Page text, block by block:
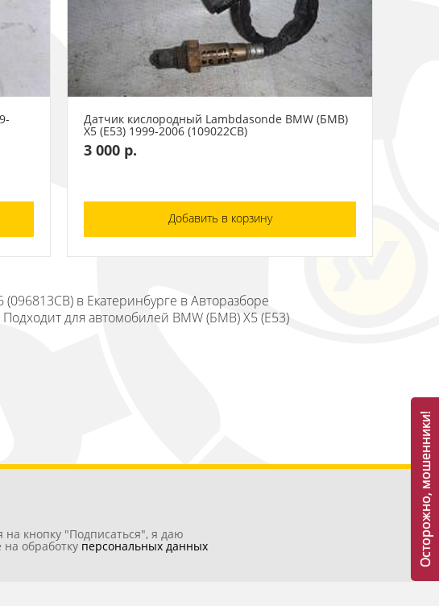
Датчик кислородный Lambdasonde BMW (БМВ)
X5 (E53) 1999-2006 (109022СВ)
3 000 р.
Добавить в корзину
в Екатеринбурге в Авторазборе
для автомобилей BMW (БМВ) X5 (E53)
на кнопку "Подписаться", я даю
на обработку персональных данных Осторожно, мошенники!